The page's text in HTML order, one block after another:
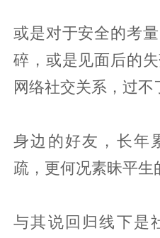
或是对于安全的考
碎，或是见面后的
网络社交关系，过不
身边的好友，长年
疏，更何况素昧平生
与其说回归线下是